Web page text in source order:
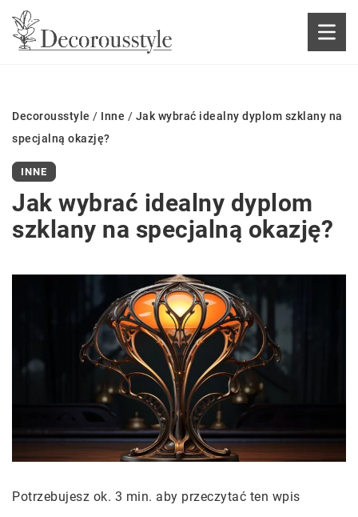
Decorousstyle / Inne / Jak wybrać idealny dyplom szklany na
specjalną okazję?
INNE
Jak wybrać idealny dyplom
szklany na specjalną okazję?
Potrzebujesz ok. 3 min. aby przeczytać ten wpis